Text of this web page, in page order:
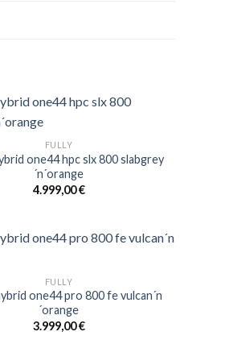
FULLY
one44 hpc slx 800 slabgrey
´n´orange
4.999,00€
FULLY
one44 pro 800 fe vulcan´n
´orange
3.999,00€